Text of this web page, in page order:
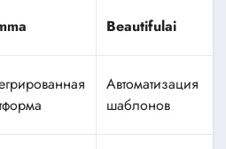
Beautifulai
Автоматизация
шаблонов